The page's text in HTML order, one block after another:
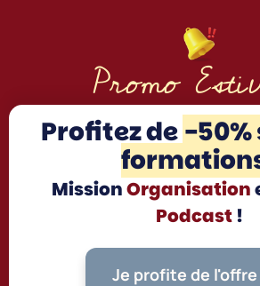
Promo
Profitez de -50%
MissionOrganisation
Podcast!
Je profite de l'offre